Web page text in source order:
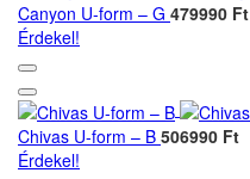
Canyon U-form – G 479990 Ft
Érdekel!
Chivas U-form – B 506990 Ft
Érdekel!